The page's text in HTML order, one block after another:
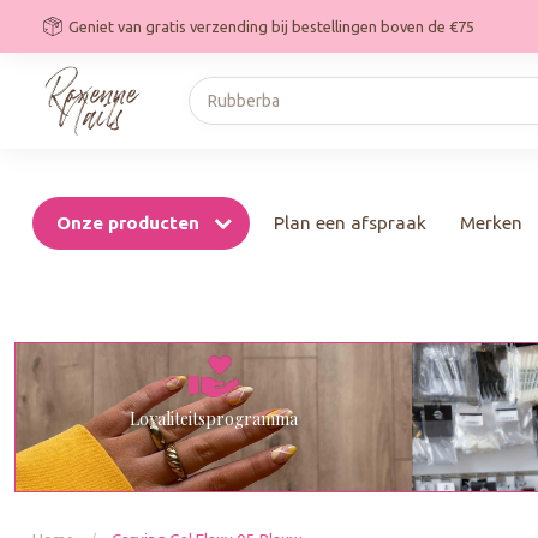
Geniet van gratis verzending bij bestellingen boven de €75
Onze producten Plan een afspraak Merken
Loyaliteitsprogramma